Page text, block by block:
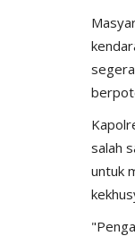
salah
untuk